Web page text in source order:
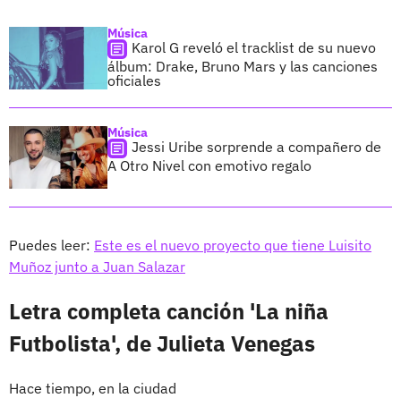
Música
Karol G reveló el tracklist de su nuevo
álbum: Drake, Bruno Mars y las canciones
oficiales
Música
Jessi Uribe sorprende a compañero de
A Otro Nivel con emotivo regalo
Puedes leer: Este es el nuevo proyecto que tiene Luisito
Muñoz junto a Juan Salazar
Letra completa canción 'La niña
Futbolista', de Julieta Venegas
Hace tiempo, en la ciudad